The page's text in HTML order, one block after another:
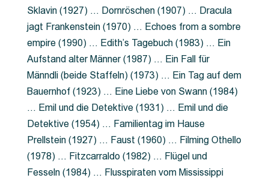
Sklavin (1927) … Dornröschen (1907) … Dracula
jagt Frankenstein (1970) … Echoes from a sombre
empire (1990) … Edith’s Tagebuch (1983) … Ein
Aufstand alter Männer (1987) … Ein Fall für
Männdli (beide Staffeln) (1973) … Ein Tag auf dem
Bauernhof (1923) … Eine Liebe von Swann (1984)
… Emil und die Detektive (1931) … Emil und die
Detektive (1954) … Familientag im Hause
Prellstein (1927) … Faust (1960) … Filming Othello
(1978) … Fitzcarraldo (1982) … Flügel und
Fesseln (1984) … Flusspiraten vom Mississippi